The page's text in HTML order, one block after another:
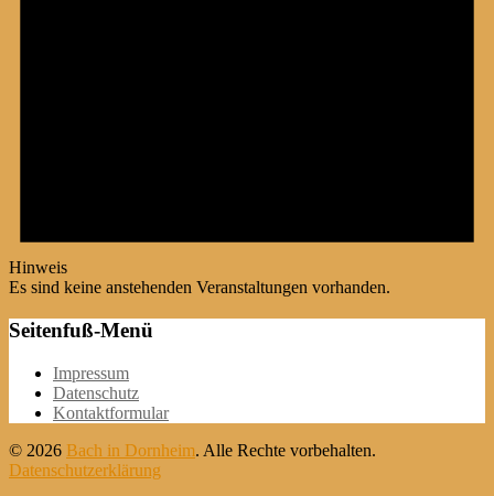
Hinweis
Es sind keine anstehenden Veranstaltungen vorhanden.
Seitenfuß-Menü
Weiter
zum
Inhalt
Impressum
Datenschutz
Kontaktformular
© 2026 Bach in Dornheim. Alle Rechte vorbehalten.
Datenschutzerklärung